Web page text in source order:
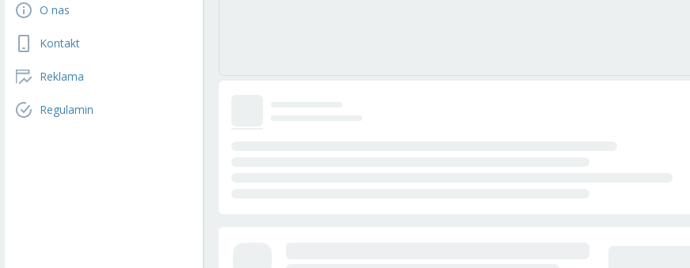
O nas
Kontakt
Reklama
Regulamin